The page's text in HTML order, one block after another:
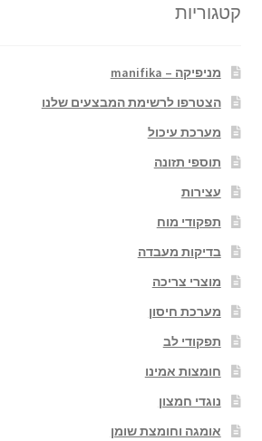
קטגוריות
מניפיקה – manifika
הצטרפו לרשימת המבצעים שלנו
מערכת עיכול
תוספי תזונה
עצירות
תפקודי מוח
בדיקות מעבדה
מוצרי צריכה
מערכת חיסון
תפקודי לב
חומצות אמינו
נוגדי חמצון
אומגה וחומצת שומן